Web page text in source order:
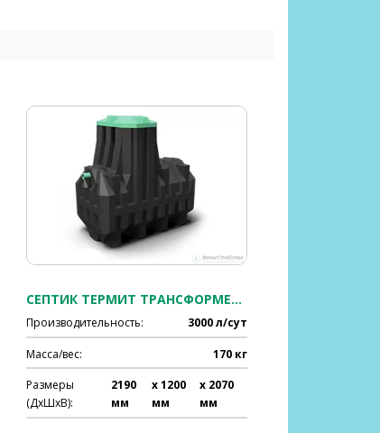
СЕПТИК ТЕРМИТ ТРАНСФОРМЕР 3.0 S
Производительность: 3000 л/сут
Масса/вес: 170 кг
Размеры
(ДхШхВ):
2190
мм
x 1200
мм
x 2070
мм